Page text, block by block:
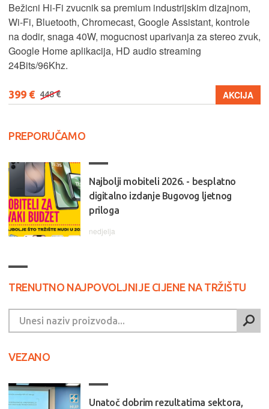
Bežicni Hi-Fi zvucnik sa premium industrijskim dizajnom,
Wi-Fi, Bluetooth, Chromecast, Google Assistant, kontrole
na dodir, snaga 40W, mogucnost uparivanja za stereo zvuk,
Google Home aplikacija, HD audio streaming
24Bits/96Khz.
399 € 448 € AKCIJA
PREPORUČAMO
Najbolji mobiteli 2026. - besplatno
digitalno izdanje Bugovog ljetnog
priloga
nedjelja
TRENUTNO NAJPOVOLJNIJE CIJENE NA TRŽIŠTU
VEZANO
Unatoč dobrim rezultatima sektora,